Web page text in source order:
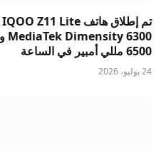
6500 مللي أمبير في الساعة
24 يوليو، 2026